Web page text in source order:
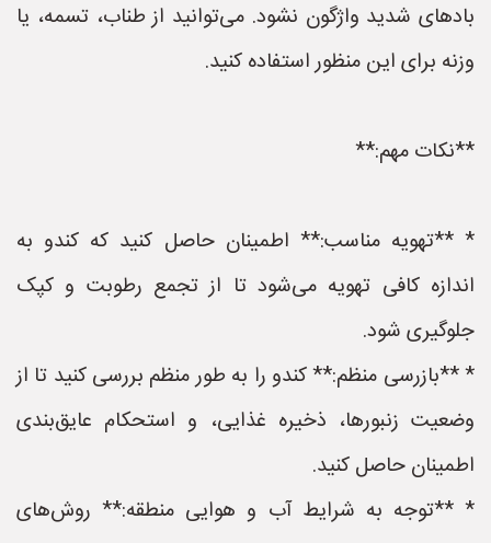
بادهای شدید واژگون نشود. می‌توانید از طناب، تسمه، یا
وزنه برای این منظور استفاده کنید.
**نکات مهم:**
* **تهویه مناسب:** اطمینان حاصل کنید که کندو به
اندازه کافی تهویه می‌شود تا از تجمع رطوبت و کپک
جلوگیری شود.
* **بازرسی منظم:** کندو را به طور منظم بررسی کنید تا از
وضعیت زنبورها، ذخیره غذایی، و استحکام عایق‌بندی
اطمینان حاصل کنید.
* **توجه به شرایط آب و هوایی منطقه:** روش‌های